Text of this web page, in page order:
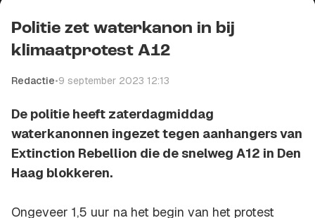
Kopieer link
Politie zet waterkanon in bij
klimaatprotest A12
Redactie•9 september 2023 12:13
De politie heeft zaterdagmiddag
waterkanonnen ingezet tegen aanhangers van
Extinction Rebellion die de snelweg A12 in Den
Haag blokkeren.
Ongeveer 1,5 uur na het begin van het protest